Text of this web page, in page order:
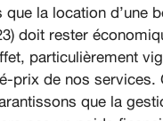
que la location d’une
doit rester
particulièrement
prix de nos services.
que la